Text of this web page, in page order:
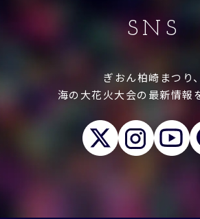
柏崎観光協会公式サイト「うわっ
SNS
ぎおん柏崎まつり、
海の大花火大会の最新情報